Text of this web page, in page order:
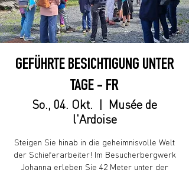
GEFÜHRTE BESICHTIGUNG UNTER
TAGE - FR
So., 04. Okt.
  |
Musée de
l'Ardoise
Steigen Sie hinab in die geheimnisvolle Welt
der Schieferarbeiter! Im Besucherbergwerk
Johanna erleben Sie 42 Meter unter der